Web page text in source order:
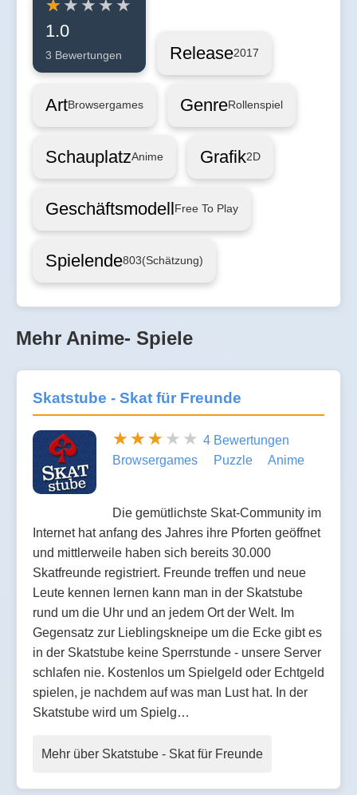
1.0
3 Bewertungen Release2017
ArtBrowsergames GenreRollenspiel
SchauplatzAnime Grafik2D
GeschäftsmodellFree To Play
Spielende803(Schätzung)
Mehr Anime- Spiele
Skatstube - Skat für Freunde
4 Bewertungen
Browsergames
Puzzle Anime
Die gemütlichste Skat-Community im
Internet hat anfang des Jahres ihre Pforten geöffnet
und mittlerweile haben sich bereits 30.000
Skatfreunde registriert. Freunde treffen und neue
Leute kennen lernen kann man in der Skatstube
rund um die Uhr und an jedem Ort der Welt. Im
Gegensatz zur Lieblingskneipe um die Ecke gibt es
in der Skatstube keine Sperrstunde - unsere Server
schlafen nie. Kostenlos um Spielgeld oder Echtgeld
spielen, je nachdem auf was man Lust hat. In der
Skatstube wird um Spielg…
Mehr über Skatstube - Skat für Freunde